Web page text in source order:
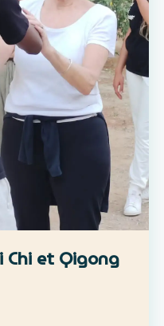
Chi et Qigong